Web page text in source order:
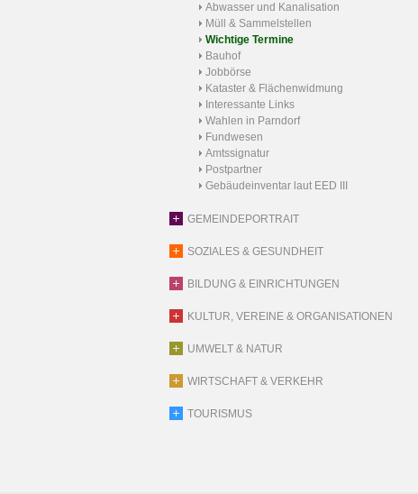
Abwasser und Kanalisation
Müll & Sammelstellen
Wichtige Termine
Bauhof
Jobbörse
Kataster & Flächenwidmung
Interessante Links
Wahlen in Parndorf
Fundwesen
Amtssignatur
Postpartner
Gebäudeinventar laut EED III
GEMEINDEPORTRAIT
SOZIALES & GESUNDHEIT
BILDUNG & EINRICHTUNGEN
KULTUR, VEREINE & ORGANISATIONEN
UMWELT & NATUR
WIRTSCHAFT & VERKEHR
TOURISMUS